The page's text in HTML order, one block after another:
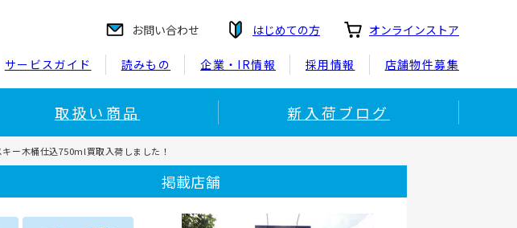
お問い合わせ はじめての方 オンラインストア
サービスガイド 読みもの 企業・IR情報 採用情報 店舗物件募集
取扱い商品 新入荷ブログ
ー木桶仕込750ml買取入荷しました！
掲載店舗